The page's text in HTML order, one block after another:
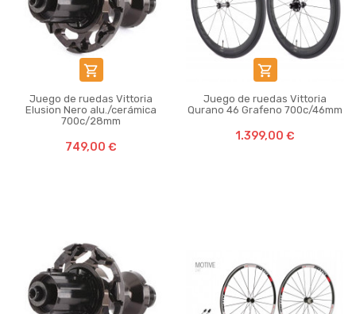

Juego de ruedas Vittoria
Elusion Nero alu./cerámica
700c/28mm
749,00 €

Juego de ruedas Vittoria
Qurano 46 Grafeno 700c/46mm
1.399,00 €